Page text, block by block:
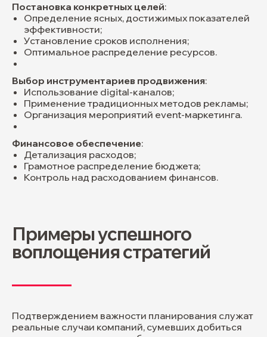
Постановка конкретных целей:
Определение ясных, достижимых показателей
эффективности;
Установление сроков исполнения;
Оптимальное распределение ресурсов.
Выбор инструментариев продвижения:
Использование digital-каналов;
Применение традиционных методов рекламы;
Организация мероприятий event-маркетинга.
Финансовое обеспечение:
Детализация расходов;
Грамотное распределение бюджета;
Контроль над расходованием финансов.
Примеры успешного
воплощения стратегий
Подтверждением важности планирования служат
реальные случаи компаний, сумевших добиться